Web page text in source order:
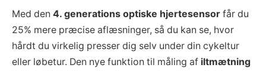
Med den 4. generations optiske hjertesensor får du
25% mere præcise aflæsninger, så du kan se, hvor
hårdt du virkelig presser dig selv under din cykeltur
eller løbetur. Den nye funktion til måling af iltmætning